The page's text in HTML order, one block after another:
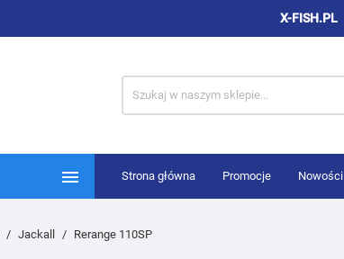
X-FISH.PL
 Strona główna Promocje Nowości
Jackall Rerange 110SP